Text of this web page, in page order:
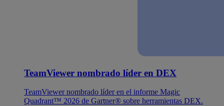
TeamViewer nombrado líder en DEX
TeamViewer nombrado líder en el informe Magic
Quadrant™ 2026 de Gartner® sobre herramientas DEX.